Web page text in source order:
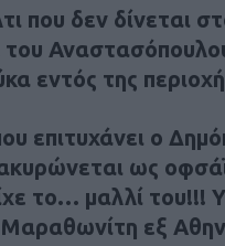
που δεν δίνεται
εντός της
επιτυχάνει ο
ακυρώνεται ως
το… μαλλί του!!!
Μαραθωνίτη εξ